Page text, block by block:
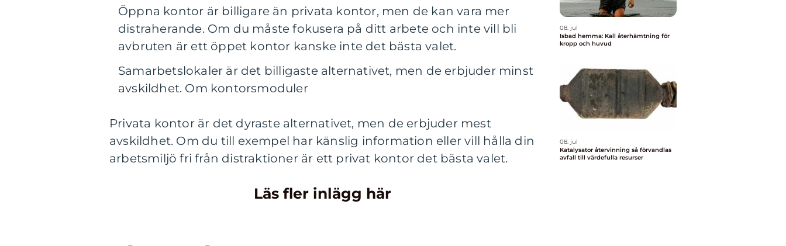
Öppna kontor är billigare än privata kontor, men de kan vara mer
distraherande. Om du måste fokusera på ditt arbete och inte vill bli
avbruten är ett öppet kontor kanske inte det bästa valet.
Samarbetslokaler är det billigaste alternativet, men de erbjuder minst
avskildhet. Om kontorsmoduler
Privata kontor är det dyraste alternativet, men de erbjuder mest
avskildhet. Om du till exempel har känslig information eller vill hålla din
arbetsmiljö fri från distraktioner är ett privat kontor det bästa valet.
Läs fler inlägg här
08. jul
Isbad hemma: Kall återhämtning för
kropp och huvud
08. jul
Katalysator återvinning så förvandlas
avfall till värdefulla resurser